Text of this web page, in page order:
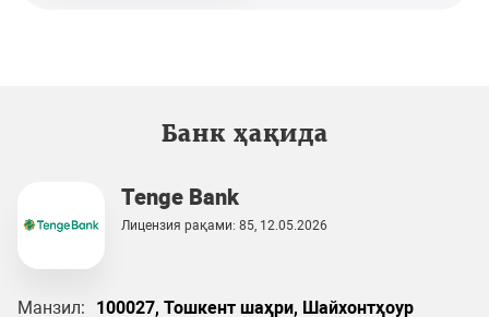
Банк ҳақида
Tenge Bank
Лицензия рақами: 85, 12.05.2026
Манзил: 100027, Тошкент шаҳри, Шайхонтҳоур